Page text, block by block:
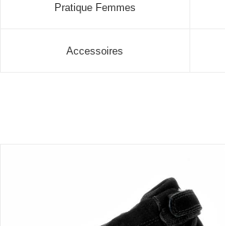
Pratique Femmes
Accessoires